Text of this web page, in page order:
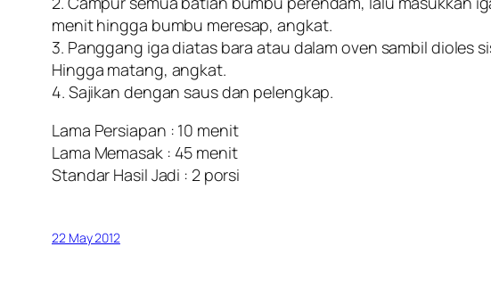
menit hingga bumbu meresap, angkat.
3. Panggang iga diatas bara atau dalam oven sambil dioles
Hingga matang, angkat.
4. Sajikan dengan saus dan pelengkap.
Lama Persiapan : 10 menit
Lama Memasak : 45 menit
Standar Hasil Jadi : 2 porsi
22 May 2012